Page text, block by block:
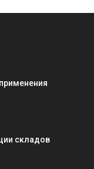
складов